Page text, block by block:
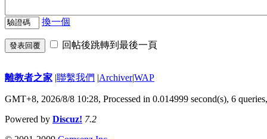
換一個
發表回覆 回帖後跳轉到最後一頁
離教者之家 |聯繫我們 |Archiver|WAP
GMT+8, 2026/8/8 10:28, Processed in 0.014999 second(s), 6
Powered by Discuz! 7.2